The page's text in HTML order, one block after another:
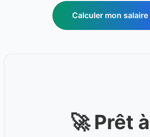
Calculer mon salaire
🚀 Prêt à